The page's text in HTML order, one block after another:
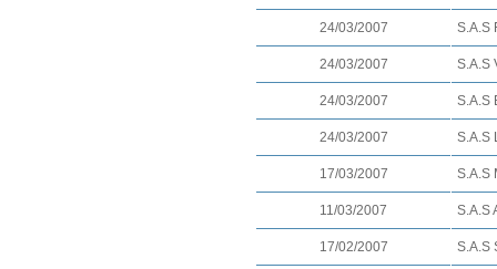
24/03/2007 S.A.S
24/03/2007 S.A.S
24/03/2007 S.A.S
24/03/2007 S.A.S
17/03/2007 S.A.S
11/03/2007 S.A.S
17/02/2007 S.A.S